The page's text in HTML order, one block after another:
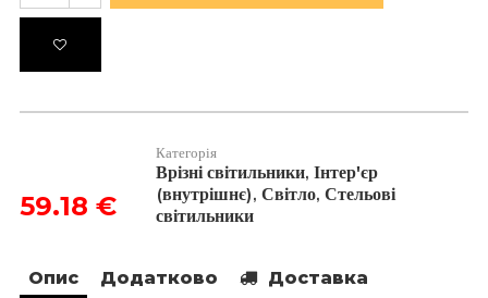
світильник
Push
59.18 €
Категорія
Врізні світильники, Інтер'єр
(внутрішнє), Світло, Стельові
світильники
Опис Додатково
Доставка